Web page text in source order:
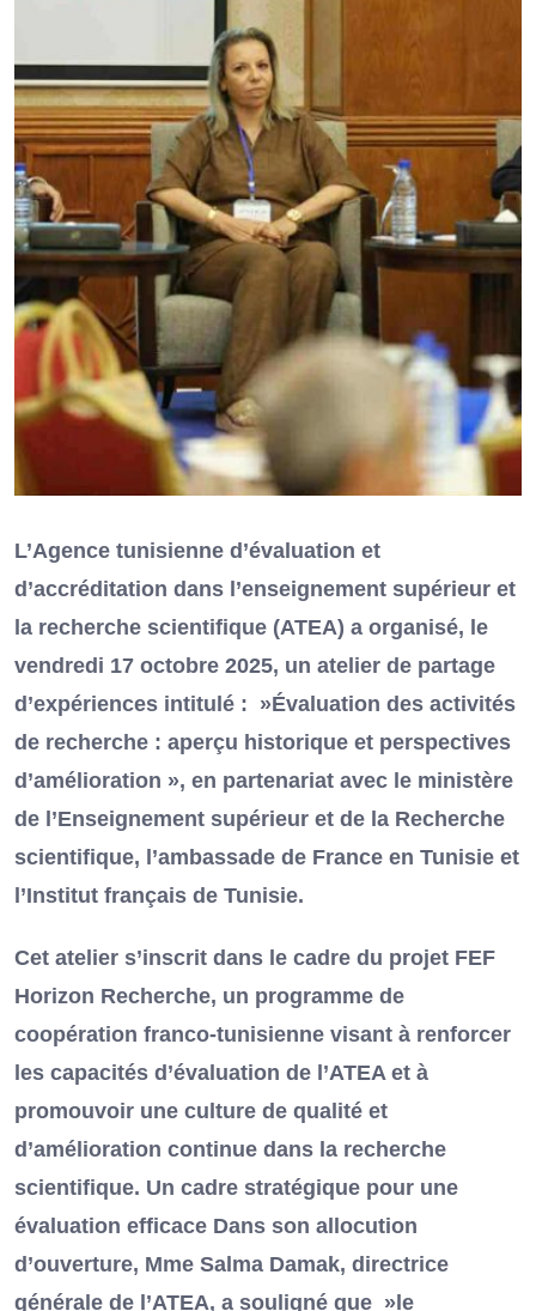
L’Agence tunisienne d’évaluation et
d’accréditation dans l’enseignement supérieur et
la recherche scientifique (ATEA) a organisé, le
vendredi 17 octobre 2025, un atelier de partage
d’expériences intitulé : »Évaluation des activités
de recherche : aperçu historique et perspectives
d’amélioration », en partenariat avec le ministère
de l’Enseignement supérieur et de la Recherche
scientifique, l’ambassade de France en Tunisie et
l’Institut français de Tunisie.
Cet atelier s’inscrit dans le cadre du projet FEF
Horizon Recherche, un programme de
coopération franco-tunisienne visant à renforcer
les capacités d’évaluation de l’ATEA et à
promouvoir une culture de qualité et
d’amélioration continue dans la recherche
scientifique. Un cadre stratégique pour une
évaluation efficace Dans son allocution
d’ouverture, Mme Salma Damak, directrice
générale de l’ATEA, a souligné que »le